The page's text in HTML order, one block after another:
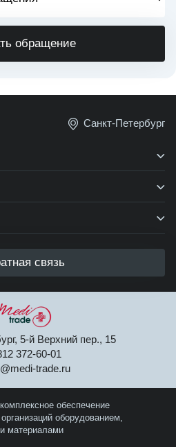
обращение
Санкт-Петербург
связь
5-й Верхний пер., 15
372-60-01
trade.ru
обеспечение
оборудованием,
материалами